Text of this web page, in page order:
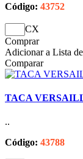
Código: 43752
CX
Comprar
Adicionar a Lista
Comparar
TACA
..
Código: 43788